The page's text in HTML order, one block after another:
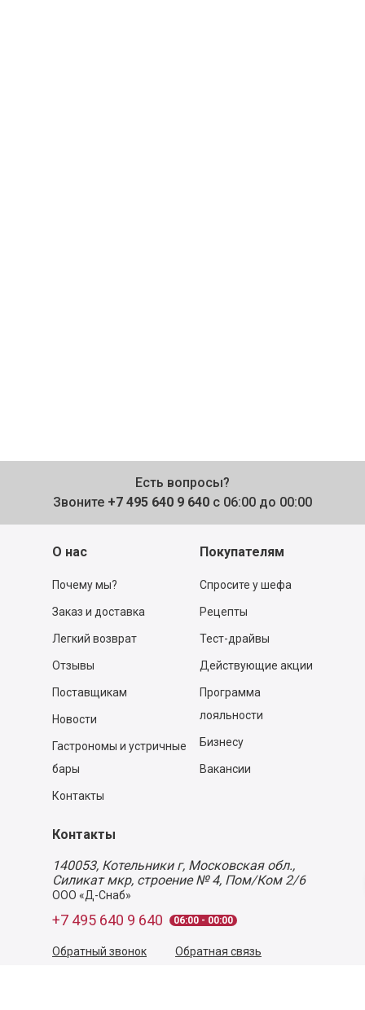
Есть вопросы?
Звоните +7 495 640 9 640 с 06:00 до 00:00
О нас
Почему мы?
Заказ и доставка
Легкий возврат
Отзывы
Поставщикам
Новости
Гастрономы и устричные
бары
Контакты
Покупателям
Спросите у шефа
Рецепты
Тест-драйвы
Действующие акции
Программа
лояльности
Бизнесу
Вакансии
Контакты
140053, Котельники г, Московская обл.,
Силикат мкр, строение № 4, Пом/Ком 2/6
ООО «Д-Снаб»
+7 495 640 9 640 06:00 - 00:00
Обратный звонок Обратная связь